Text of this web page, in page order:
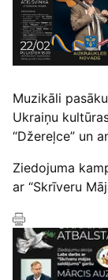
Muzikāli
Ukraiņu
“Džereļce” un
Ziedojuma
ar “Skrīveru